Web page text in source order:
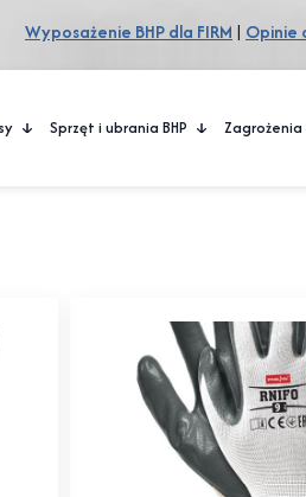
Wyposażenie BHP dla FIRM | Opinie
Sprzęt i ubrania BHP Zagrożenia